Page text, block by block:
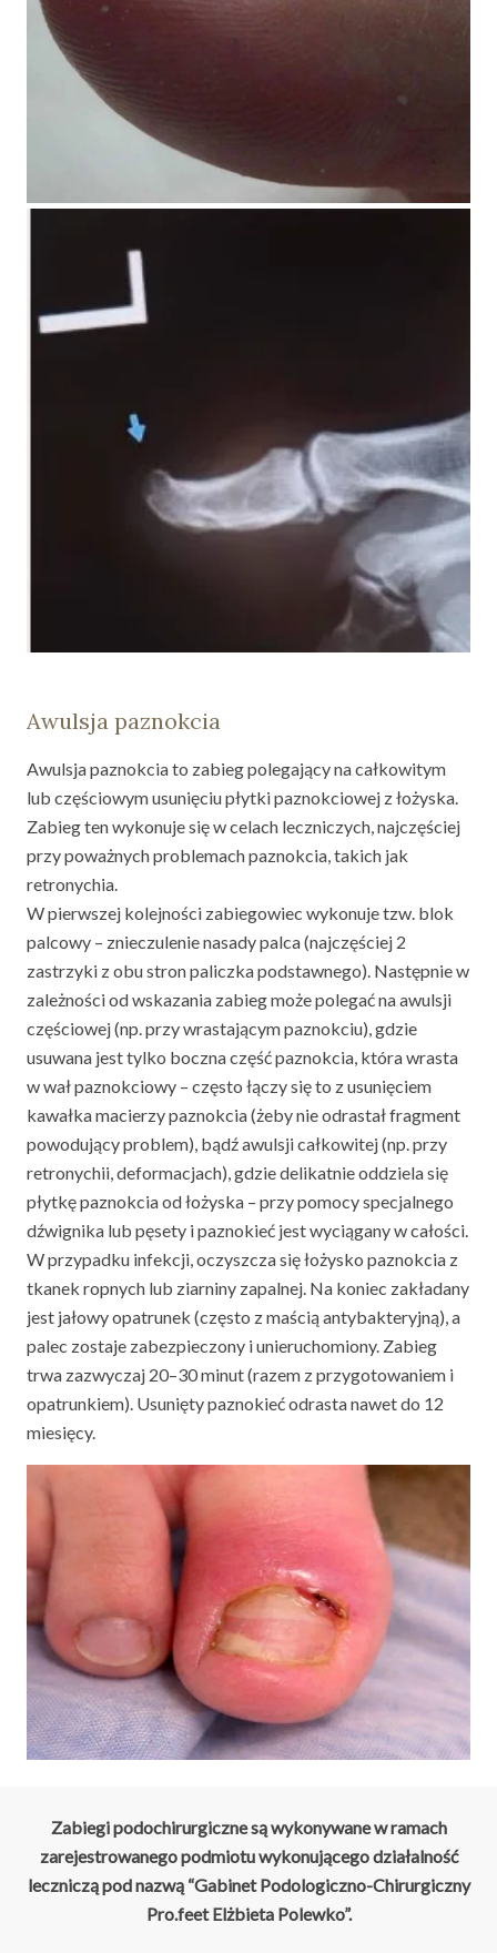
Awulsja paznokcia
Awulsja paznokcia to zabieg polegający na całkowitym
lub częściowym usunięciu płytki paznokciowej z łożyska.
Zabieg ten wykonuje się w celach leczniczych, najczęściej
przy poważnych problemach paznokcia, takich jak
retronychia.
W pierwszej kolejności zabiegowiec wykonuje tzw. blok
palcowy – znieczulenie nasady palca (najczęściej 2
zastrzyki z obu stron paliczka podstawnego). Następnie w
zależności od wskazania zabieg może polegać na awulsji
częściowej (np. przy wrastającym paznokciu), gdzie
usuwana jest tylko boczna część paznokcia, która wrasta
w wał paznokciowy – często łączy się to z usunięciem
kawałka macierzy paznokcia (żeby nie odrastał fragment
powodujący problem), bądź awulsji całkowitej (np. przy
retronychii, deformacjach), gdzie delikatnie oddziela się
płytkę paznokcia od łożyska – przy pomocy specjalnego
dźwignika lub pęsety i paznokieć jest wyciągany w całości.
W przypadku infekcji, oczyszcza się łożysko paznokcia z
tkanek ropnych lub ziarniny zapalnej. Na koniec zakładany
jest jałowy opatrunek (często z maścią antybakteryjną), a
palec zostaje zabezpieczony i unieruchomiony. Zabieg
trwa zazwyczaj 20–30 minut (razem z przygotowaniem i
opatrunkiem). Usunięty paznokieć odrasta nawet do 12
miesięcy.
Zabiegi podochirurgiczne są wykonywane w ramach
zarejestrowanego podmiotu wykonującego działalność
leczniczą pod nazwą “Gabinet Podologiczno-Chirurgiczny
Pro.feet Elżbieta Polewko”.